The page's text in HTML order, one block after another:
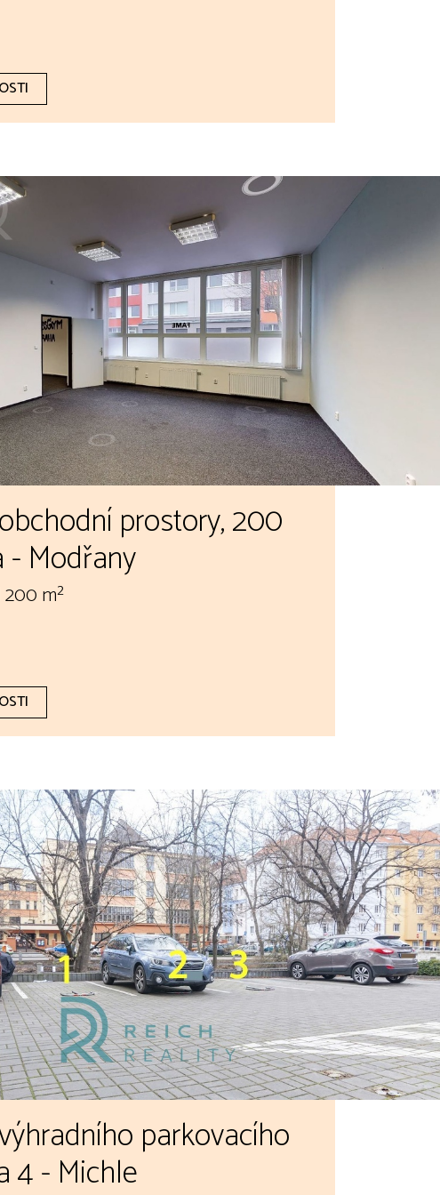
prostory, 200
- Modřany
200 m²
parkovacího
4 - Michle